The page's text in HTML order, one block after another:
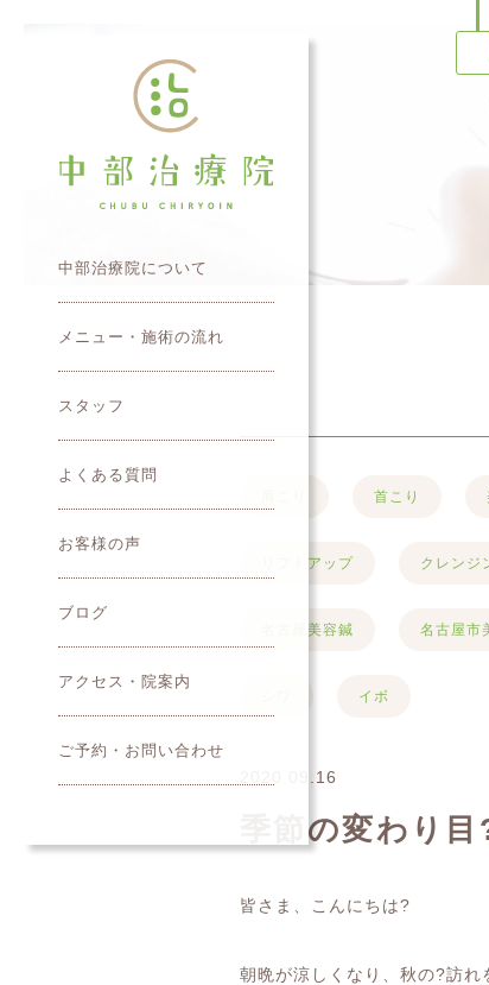
中部治療院について
メニュー・施術の流れ
スタッフ
よくある質問
お客様の声
ブログ
アクセス・院案内
ご予約・お問い合わせ
首こり
リフトアップ クレンジ
名古屋美容鍼 名古屋市
イボ
2020.09.16
季節の変わり
皆さま、こんにちは?
朝晩が涼しくなり、秋の?訪れ